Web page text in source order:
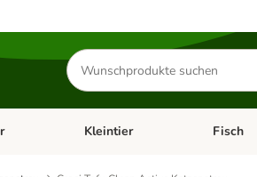
Produkte
suchen
& Zubehör
Kategorie-Menü öffnen:
Kleintier Fisch